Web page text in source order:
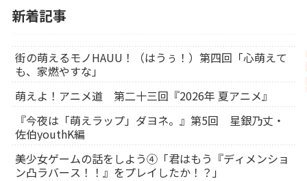
新着記事
街の萌えるモノHAUU！（はうぅ！）第四回「心萌えて
も、家燃やすな」
萌えよ！アニメ道 第二十三回『2026年 夏アニメ』
『今夜は「萌えラップ」ダヨネ。』第5回 星銀乃丈・
佐伯youthK編
美少女ゲームの話をしよう④「君はもう『ディメンショ
ン凸ラバース！！』をプレイしたか！？」